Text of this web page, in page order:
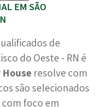
EM SÃO
de
do Oeste - RN é
resolve com
são selecionados
foco em